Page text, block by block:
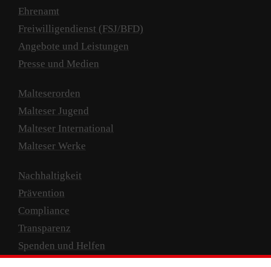
Ehrenamt
Freiwilligendienst (FSJ/BFD)
Angebote und Leistungen
Presse und Medien
Malteserorden
Malteser Jugend
Malteser International
Malteser Werke
Nachhaltigkeit
Prävention
Compliance
Transparenz
Spenden und Helfen